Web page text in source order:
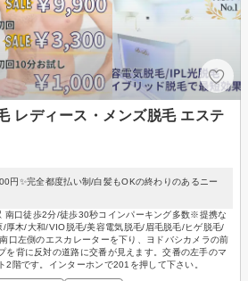
レディース・メンズ脱毛 エステ
円✨完全都度払い制/白髪もOKの終わりのあるニー
南口徒歩2分/徒歩30秒コインパーキング多数※提携な
/厚木/大和/VIO脱毛/美容電気脱毛/眉毛脱毛/ヒゲ脱毛/
口左側のエスカレーターを下り、ヨドバシカメラの前
を背に反対の道路に交番が見えます。交番の左手のマ
2階です。インターホンで201を押して下さい。